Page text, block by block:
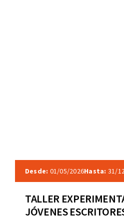
Desde: 01/05/2026Hasta: 31/
TALLER
JÓVENES